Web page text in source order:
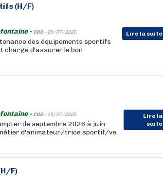
(H/F)
- CDD - 20/07/2026 Lire la suite
des équipements sportifs
chargé d'assurer le bon
- CDD - 18/07/2026
Lire la
suite
de septembre 2026 à juin
d'animateur/trice sportif/ve.
F)